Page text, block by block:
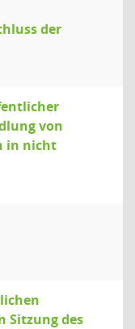
der
von
in nicht
Sitzung des